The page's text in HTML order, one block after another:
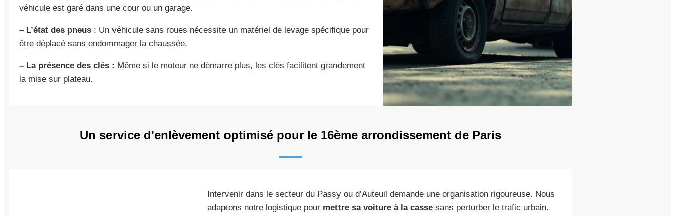
véhicule est garé dans une cour ou un garage.
– L’état des pneus : Un véhicule sans roues nécessite un matériel de levage spécifique pour
être déplacé sans endommager la chaussée.
– La présence des clés : Même si le moteur ne démarre plus, les clés facilitent grandement
la mise sur plateau.
Un service d'enlèvement optimisé pour le 16ème arrondissement de Paris
Intervenir dans le secteur du Passy ou d’Auteuil demande une organisation rigoureuse. Nous
adaptons notre logistique pour mettre sa voiture à la cassesans perturber le trafic urbain.